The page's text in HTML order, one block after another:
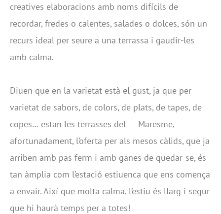
creatives elaboracions amb noms difícils de
recordar, fredes o calentes, salades o dolces, són un
recurs ideal per seure a una terrassa i gaudir-les
amb calma.
Diuen que en la varietat està el gust, ja que per
varietat de sabors, de colors, de plats, de tapes, de
copes… estan les terrasses del Maresme,
afortunadament, l’oferta per als mesos càlids, que ja
arriben amb pas ferm i amb ganes de quedar-se, és
tan àmplia com l’estació estiuenca que ens comença
a envair. Així que molta calma, l’estiu és llarg i segur
que hi haurà temps per a totes!